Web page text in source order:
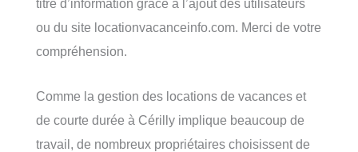
titre d’information grâce à l’ajout des utilisateurs
ou du site locationvacanceinfo.com. Merci de votre
compréhension.
Comme la gestion des locations de vacances et
de courte durée à Cérilly implique beaucoup de
travail, de nombreux propriétaires choisissent de